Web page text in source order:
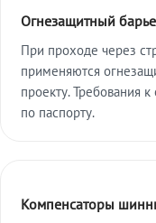
Огнезащитный
При проходе через
применяются
проекту. Требования
по паспорту.
Компенсаторы